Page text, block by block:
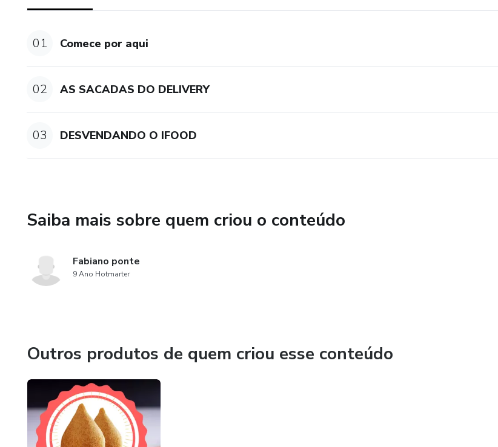
01 Comece por aqui
02 AS SACADAS DO DELIVERY
03 DESVENDANDO O IFOOD
Saiba mais sobre quem criou o conteúdo
Fabiano ponte
9 Ano Hotmarter
Outros produtos de quem criou esse conteúdo